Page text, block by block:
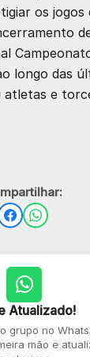
os jogos
longo das
atletas e
Atualizado!
grupo no
mão e